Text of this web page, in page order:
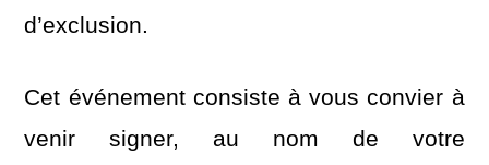
d’exclusion.
Cet événement consiste à vous convier à
venir signer, au nom de votre